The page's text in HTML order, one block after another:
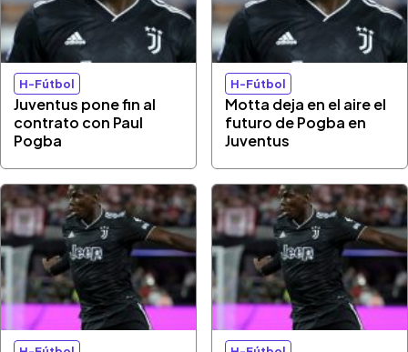
H-Fútbol
Juventus pone fin al
contrato con Paul
Pogba
H-Fútbol
Motta deja en el aire el
futuro de Pogba en
Juventus